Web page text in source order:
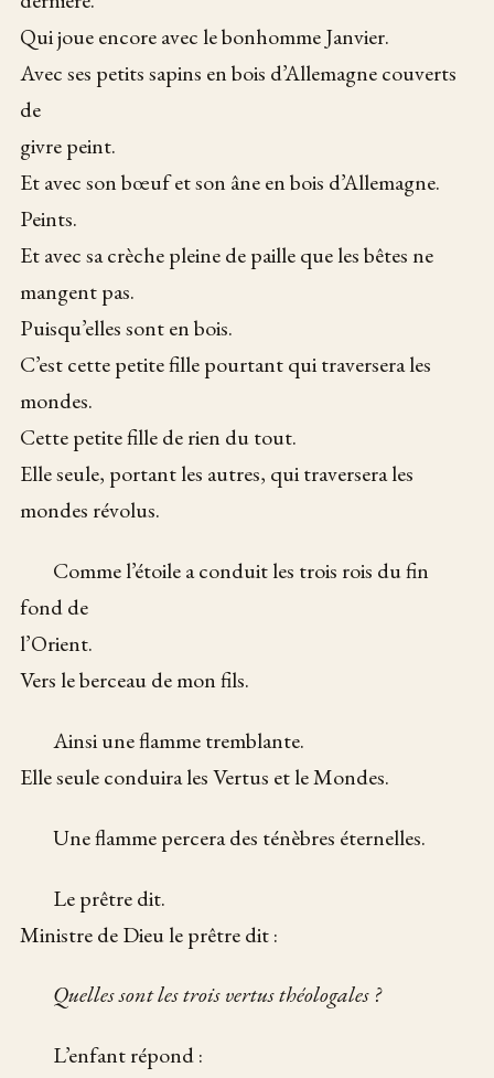
Qui joue encore avec le bonhomme Janvier.
Avec ses petits sapins en bois d’Allemagne couverts
de
givre peint.
Et avec son bœuf et son âne en bois d’Allemagne.
Peints.
Et avec sa crèche pleine de paille que les bêtes ne
mangent pas.
Puisqu’elles sont en bois.
C’est cette petite fille pourtant qui traversera les
mondes.
Cette petite fille de rien du tout.
Elle seule, portant les autres, qui traversera les
mondes révolus.
Comme l’étoile a conduit les trois rois du fin
fond de
l’Orient.
Vers le berceau de mon fils.
Ainsi une flamme tremblante.
Elle seule conduira les Vertus et le Mondes.
Une flamme percera des ténèbres éternelles.
Le prêtre dit.
Ministre de Dieu le prêtre dit :
Quelles sont les trois vertus théologales ?
L’enfant répond :